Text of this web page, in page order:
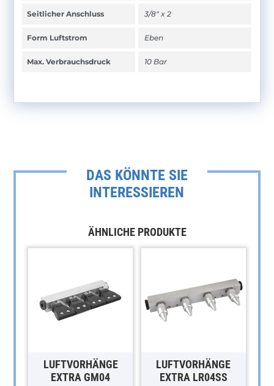
Seitlicher Anschluss 3/8" x 2
Form Luftstrom Eben
Max. Verbrauchsdruck 10 Bar
DAS KÖNNTE SIE
INTERESSIEREN
ÄHNLICHE PRODUKTE
LUFTVORHÄNGE
EXTRA GM04
LUFTVORHÄNGE
EXTRA LR04SS